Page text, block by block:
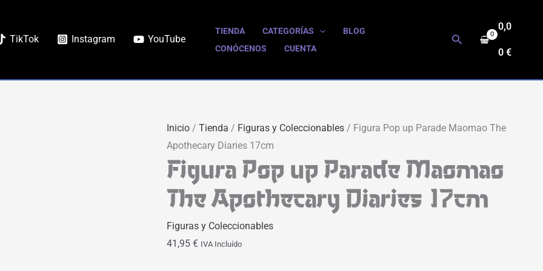
TikTok Instagram YouTube
TIENDA CATEGORÍAS
BLOG
CONÓCENOS
CUENTA
Buscar
0,0
0€
Inicio /Tienda / Figuras y Coleccionables / Figura Pop up Parade Maomao The
Apothecary Diaries 17cm
Figura Pop up Parade Maomao
The Apothecary Diaries 17cm
Figuras y Coleccionables
41,95€ IVA Incluído